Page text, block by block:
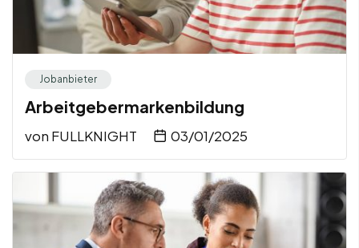
Jobanbieter
Arbeitgebermarkenbildung
von FULLKNIGHT 03/01/2025